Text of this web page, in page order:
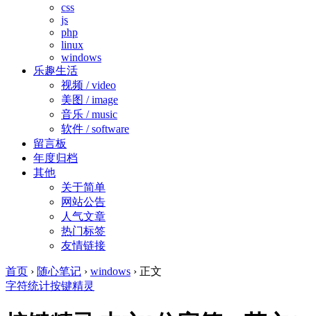
css
js
php
linux
windows
乐趣生活
视频 / video
美图 / image
音乐 / music
软件 / software
留言板
年度归档
其他
关于简单
网站公告
人气文章
热门标签
友情链接
首页 › 随心笔记 › windows › 正文
字符统计按键精灵